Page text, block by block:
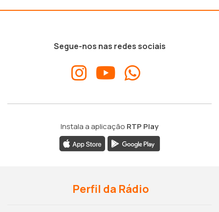
Segue-nos nas redes sociais
Instala a aplicação RTP Play
Perfil da Rádio